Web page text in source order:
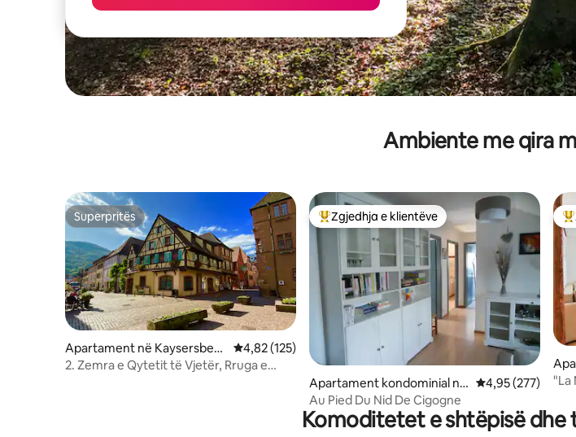
Ambiente me qira
Superpritës
Superpritës
Apartament në Kaysersberg
-Vignoble
Vlerësimi mesatar 4,82 nga 5, 125 vlerësime
4,82 (125)
2. Zemra e Qytetit të Vjetër, Rruga e
Më të mirat e zgjedhjeve të klientëve
Zgjedhja e klientëve
Apartament kondominial në
Kaysersberg-Vignoble
Vlerësimi
4,95 (277)
Au Pied Du Nid De Cigogne
g-
"La
Komoditetet e shtëpisë